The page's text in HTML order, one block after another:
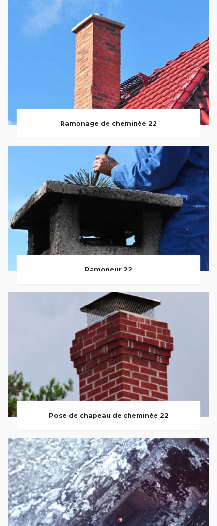
Ramonage de cheminée 22
Ramoneur 22
Pose de chapeau de cheminée 22